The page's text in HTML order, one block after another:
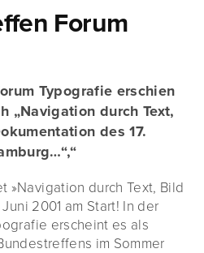
Forum
Typografie erschien
„Navigation durch Text,
des 17.
»Navigation durch Text, Bild
2001 am Start! In der
erscheint es als
im Sommer